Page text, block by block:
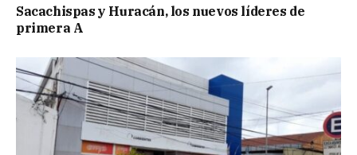
Sacachispas y Huracán, los nuevos líderes de
primera A